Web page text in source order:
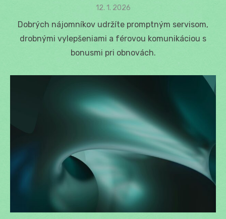
Posted
12. 1. 2026
Dobrých nájomníkov udržíte promptným servisom,
drobnými vylepšeniami a férovou komunikáciou s
bonusmi pri obnovách.